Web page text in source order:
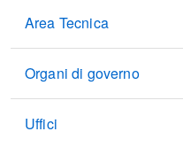
Area Tecnica
Organi di governo
Uffici